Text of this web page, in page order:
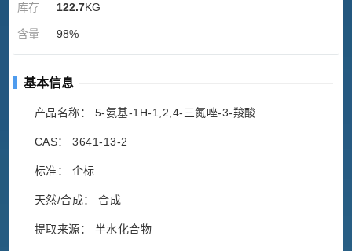
库存 122.7KG
含量 98%
基本信息
产品名称： 5-氨基-1H-1,2,4-三氮唑-3-羧酸
CAS： 3641-13-2
标准： 企标
天然/合成： 合成
提取来源： 半水化合物